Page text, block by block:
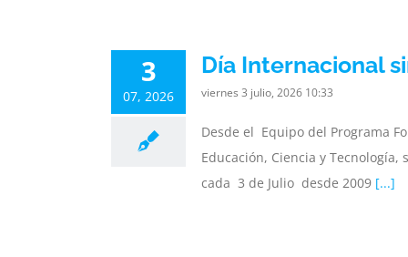
3
07, 2026
Día Internacional
viernes 3 julio, 2026 10:33
Desde el Equipo del Programa
Educación, Ciencia y Tecnología,
cada 3 de Julio desde 2009 [...]